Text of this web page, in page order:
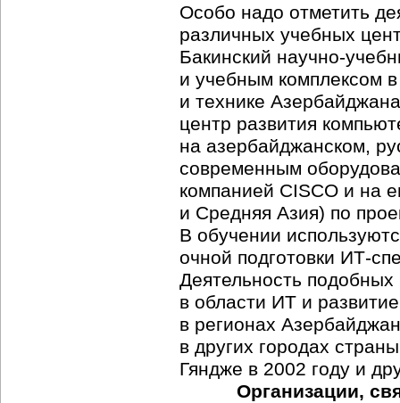
Особо надо отметить
различных учебных
Бакинский научно-
и учебным комплексом в
и технике
центр развития
на азербайджанском,
современным
компанией CISCO и на
и Средняя Азия) по
В обучении
очной подготовки ИТ-
Деятельность
в области ИТ и
в регионах
в других городах
Гяндже в 2002 году и
Организации,